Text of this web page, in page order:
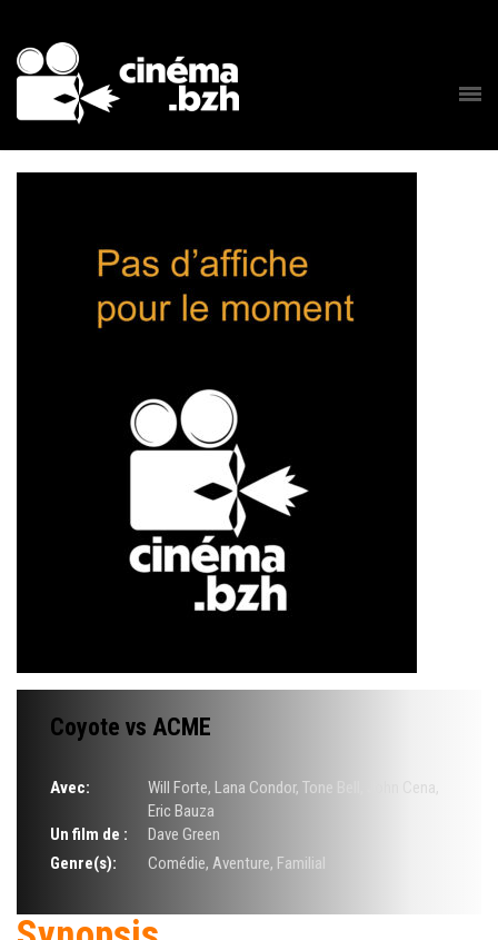
Coyote vs ACME
Avec:
Will Forte, Lana Condor, Tone Bell, John Cena,
Eric Bauza
Un film de :
Dave Green
Genre(s):
Comédie, Aventure, Familial